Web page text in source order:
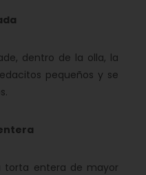
dentro de la olla, la
pequeños y se
torta entera de mayor